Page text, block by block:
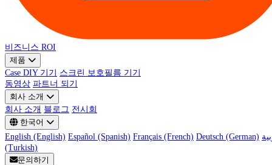
비즈니스 ROI
제품
Case DIY 기기
스크린 보호필름 기기
동영상 파트너 되기
회사 소개
회사 소개 블로그 전시회
한국어
English (English) Español (Spanish) Français (French) Deutsch (German)
(Turkish)
문의하기